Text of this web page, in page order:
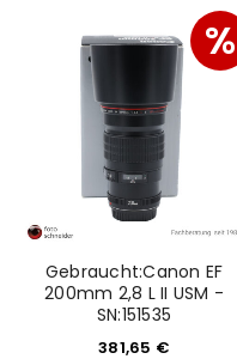
%
Gebraucht:Canon EF
200mm 2,8 L II USM -
SN:151535
381,65 €